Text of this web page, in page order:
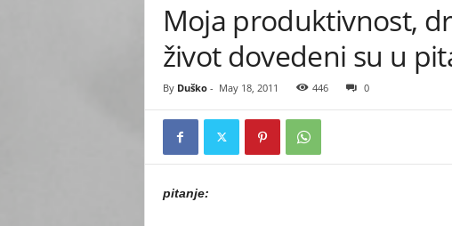
Moja produktivnost,
život dovedeni su u
By Duško- May 18, 2011 446 0
pitanje: